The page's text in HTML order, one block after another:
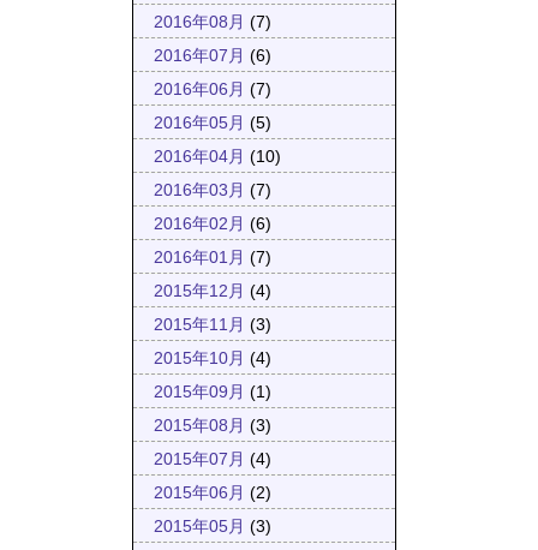
2016年08月 (7)
2016年07月 (6)
2016年06月 (7)
2016年05月 (5)
2016年04月 (10)
2016年03月 (7)
2016年02月 (6)
2016年01月 (7)
2015年12月 (4)
2015年11月 (3)
2015年10月 (4)
2015年09月 (1)
2015年08月 (3)
2015年07月 (4)
2015年06月 (2)
2015年05月 (3)